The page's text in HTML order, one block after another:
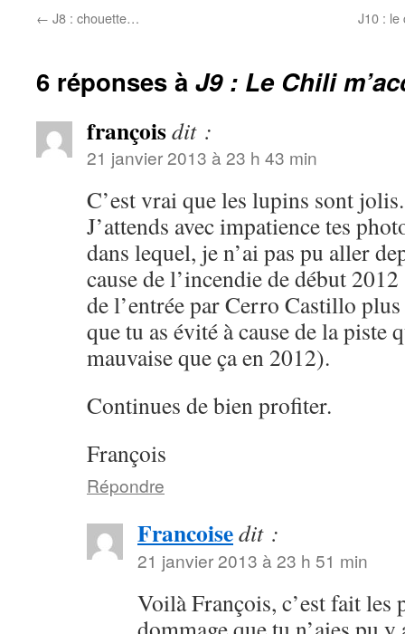
← J8 : chouette… J10 : le
6 réponses à J9 : Le Chili
françoisdit :
21 janvier 2013 à 23 h 43 min
C’est vrai que les lupins sont jolis.
J’attends avec impatience tes
dans lequel, je n’ai pas pu aller
cause de l’incendie de début
de l’entrée par Cerro Castillo
que tu as évité à cause de la piste
mauvaise que ça en 2012).
Continues de bien profiter.
François
Répondre
Francoisedit :
21 janvier 2013 à 23 h 51 min
Voilà François, c’est fait les